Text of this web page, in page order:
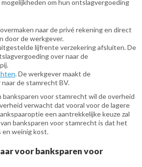
om hun ontslagvergoeding
naar de privé rekening en direct
door de werkgever.
lijfrente verzekering afsluiten. De
over naar de
. De werkgever maakt de
de stamrecht BV.
banksparen voor stamrecht wil de overheid
verwacht dat vooral voor de lagere
een aantrekkelijke keuze zal
banksparen voor stamrecht is dat het
en weinig kost.
voor banksparen voor